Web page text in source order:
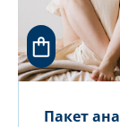
Пакет